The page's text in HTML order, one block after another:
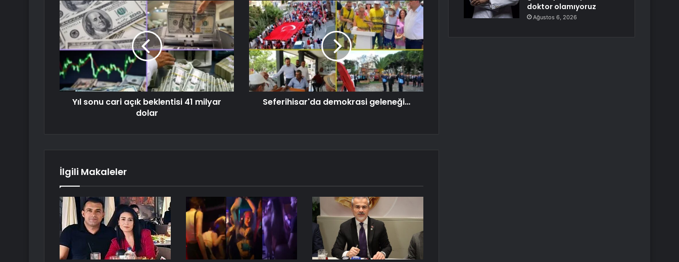
Yıl sonu cari açık beklentisi 41 milyar
dolar
Seferihisar'da demokrasi geleneği…
İlgili Makaleler
doktor olamıyoruz
Ağustos 6, 2026